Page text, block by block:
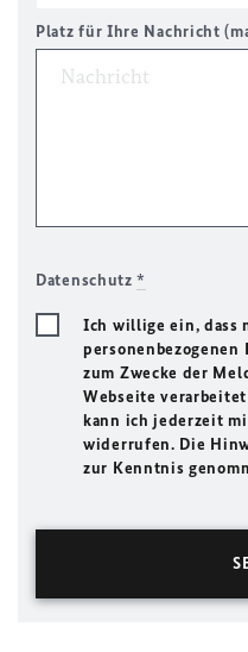
Platz für Ihre Nachricht
Datenschutz*
Ich willige ein, dass
personenbezogenen
zum Zwecke der
Webseite
kann ich jederzeit
widerrufen. Die
zur Kenntnis